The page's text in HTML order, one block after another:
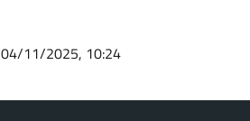
04/11/2025, 10:24